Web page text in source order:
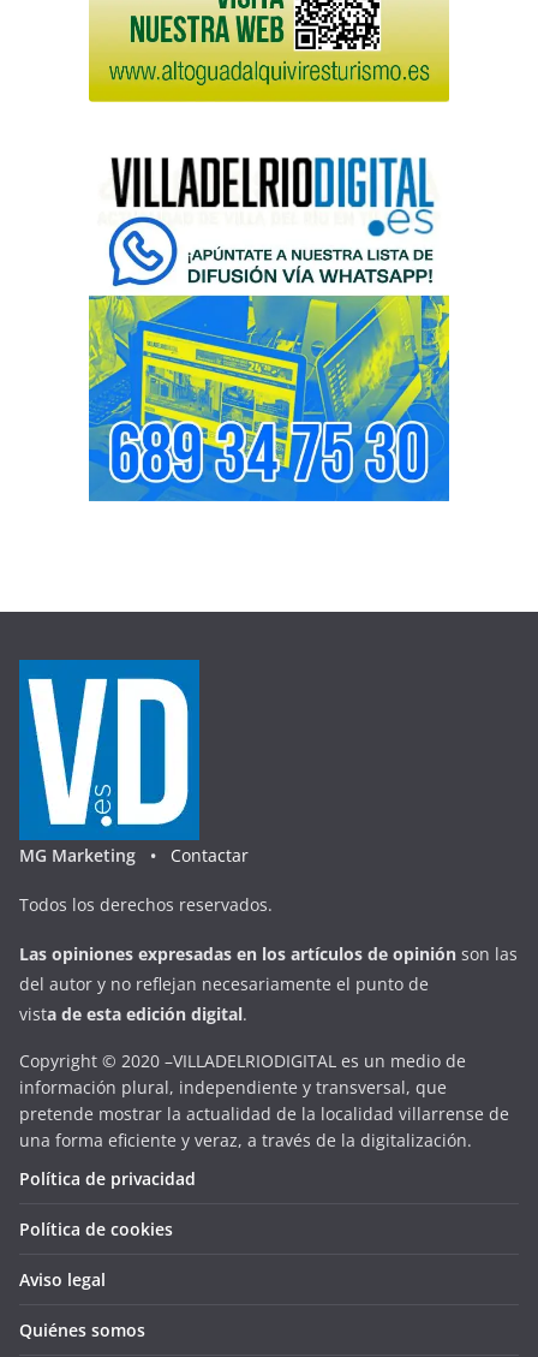
MG Marketing • Contactar
Todos los derechos reservados.
Las opiniones expresadas en los artículos de opinión son las
del autor y no reflejan necesariamente el punto de
vista de esta edición digital.
Copyright © 2020 –VILLADELRIODIGITAL es un medio de
información plural, independiente y transversal, que
pretende mostrar la actualidad de la localidad villarrense de
una forma eficiente y veraz, a través de la digitalización.
Política de privacidad
Política de cookies
Aviso legal
Quiénes somos